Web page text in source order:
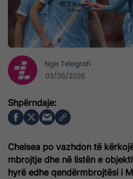
Chelsea po vazhdon të
mbrojtje dhe në listën e
hyrë edhe qendërmbrojtësi i
Nga Telegrafi
03/05/2026